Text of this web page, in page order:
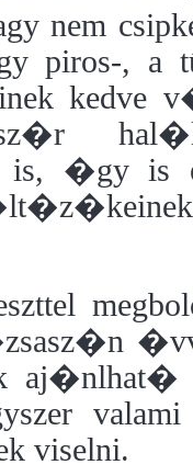
nem
piros-, a
kedve
�gy is
viselni.